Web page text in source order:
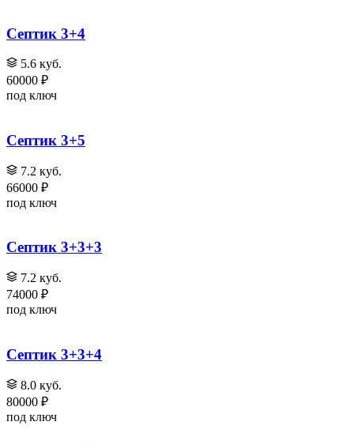
Септик 3+4
5.6 куб.
60000 ₽
под ключ
Септик 3+5
7.2 куб.
66000 ₽
под ключ
Септик 3+3+3
7.2 куб.
74000 ₽
под ключ
Септик 3+3+4
8.0 куб.
80000 ₽
под ключ